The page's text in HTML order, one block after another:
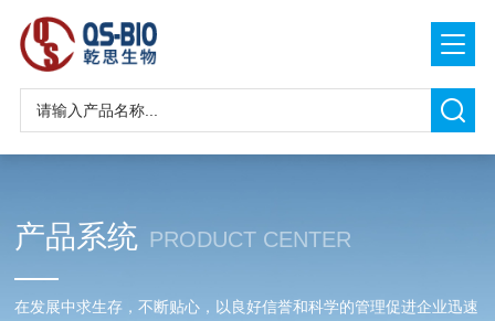
产品系统 PRODUCT CENTER
在发展中求生存，不断贴心，以良好信誉和科学的管理促进企业迅速